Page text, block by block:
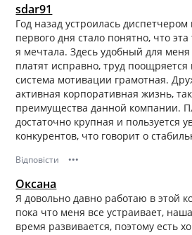
sdar91
Год назад устроилась
первого дня стало понятно, что
я мечтала. Здесь удобный для меня
платят исправно, труд
система мотивации грамотная.
активная корпоративная жизнь,
преимущества данной компании.
достаточно крупная и пользуется
конкурентов, что говорит о
Відповісти •••
Оксана
Я довольно давно работаю в этой
пока что меня все устраивает,
время развивается, поэтому есть